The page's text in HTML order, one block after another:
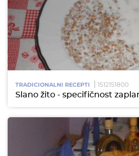
TRADICIONALNI RECEPTI 1512151800
Slano žito - specifičnost